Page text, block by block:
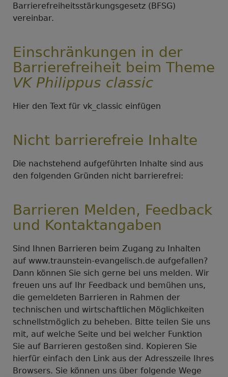
Barrierefreiheitsstärkungsgesetz (BFSG)
vereinbar.
Einschränkungen in der
Barrierefreiheit beim Theme
VK Philippus classic
Hier den Text für vk_classic einfügen
Nicht barrierefreie Inhalte
Die nachstehend aufgeführten Inhalte sind aus
den folgenden Gründen nicht barrierefrei:
Barrieren Melden, Feedback
und Kontaktangaben
Sind Ihnen Barrieren beim Zugang zu Inhalten
auf www.traunstein-evangelisch.de aufgefallen?
Dann können Sie sich gerne bei uns melden. Wir
freuen uns auf Ihr Feedback und bemühen uns,
die gemeldeten Barrieren in Rahmen der
technischen und wirtschaftlichen Möglichkeiten
schnellstmöglich zu beheben. Bitte teilen Sie uns
mit, auf welche Seite und bei welcher Funktion
Sie auf Barrieren gestoßen sind. Kopieren Sie
hierfür einfach den Link aus der Adresszeile Ihres
Browsers. Sie können uns über folgende Wege